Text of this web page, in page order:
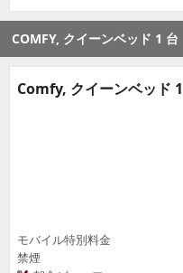
COMFY, クイーンベッド 1 台
Comfy, クイーンベッド
モバイル特別料金
禁煙